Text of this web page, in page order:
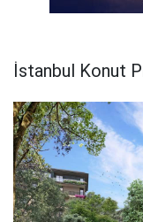
İstanbul Konut